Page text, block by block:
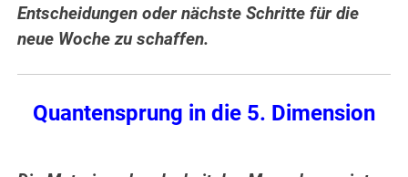
Entscheidungen oder nächste Schritte für die
neue Woche zu schaffen.
Quantensprung in die 5. Dimension